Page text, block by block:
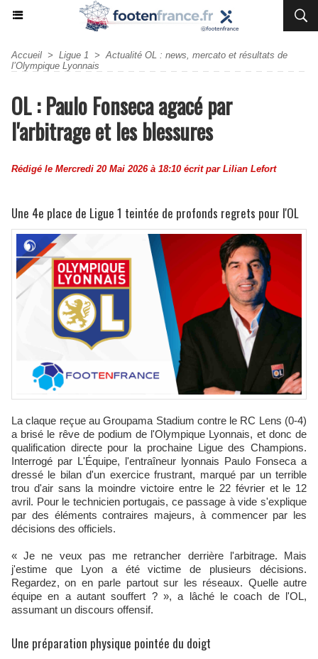
Accueil > Ligue 1 > Actualité OL : news, mercato et résultats de
l’Olympique Lyonnais
OL : Paulo Fonseca agacé par
l'arbitrage et les blessures
Rédigé le Mercredi 20 Mai 2026 à 18:10 écrit par Lilian Lefort
Une 4e place de Ligue 1 teintée de profonds regrets pour l'OL
La claque reçue au Groupama Stadium contre le RC Lens (0-4)
a brisé le rêve de podium de l'Olympique Lyonnais, et donc de
qualification directe pour la prochaine Ligue des Champions.
Interrogé par L'Équipe, l'entraîneur lyonnais Paulo Fonseca a
dressé le bilan d'un exercice frustrant, marqué par un terrible
trou d'air sans la moindre victoire entre le 22 février et le 12
avril. Pour le technicien portugais, ce passage à vide s'explique
par des éléments contraires majeurs, à commencer par les
décisions des officiels.
« Je ne veux pas me retrancher derrière l'arbitrage. Mais
j'estime que Lyon a été victime de plusieurs décisions.
Regardez, on en parle partout sur les réseaux. Quelle autre
équipe en a autant souffert ? », a lâché le coach de l'OL,
assumant un discours offensif.
Une préparation physique pointée du doigt